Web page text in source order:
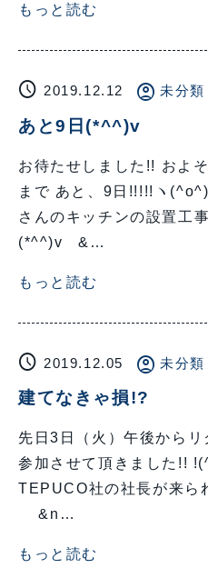
もっと読む
schedule 2019.12.12 account_circle 未分類
あと9日(*^^)v
お待たせしました!! およ
まで あと、9日!!!!!ヽ
さんのキッチンの設置工
(*^^)v &…
もっと読む
schedule 2019.12.05 account_circle 未分類
建てなきゃ損!?
先日3日（火）午後から
参加させて頂きました!!
TEPUCO社の社長が来
&n…
もっと読む